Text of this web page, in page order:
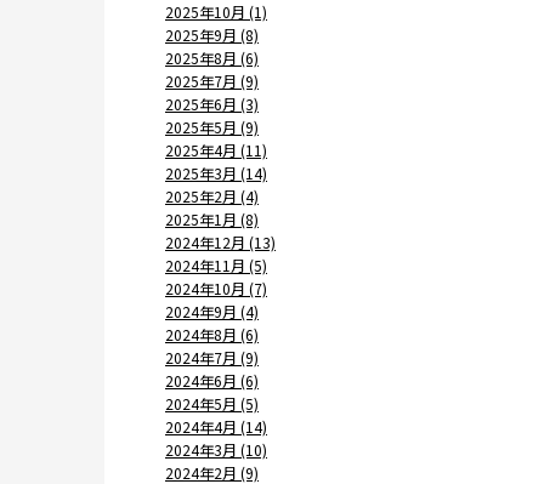
2025年10月 (1)
2025年9月 (8)
2025年8月 (6)
2025年7月 (9)
2025年6月 (3)
2025年5月 (9)
2025年4月 (11)
2025年3月 (14)
2025年2月 (4)
2025年1月 (8)
2024年12月 (13)
2024年11月 (5)
2024年10月 (7)
2024年9月 (4)
2024年8月 (6)
2024年7月 (9)
2024年6月 (6)
2024年5月 (5)
2024年4月 (14)
2024年3月 (10)
2024年2月 (9)